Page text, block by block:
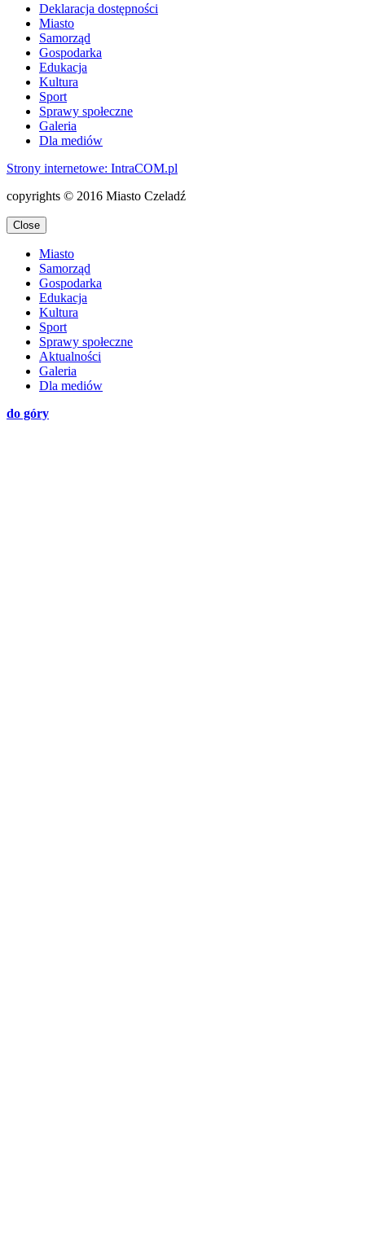
Deklaracja dostępności
Miasto
Samorząd
Gospodarka
Edukacja
Kultura
Sport
Sprawy społeczne
Galeria
Dla mediów
Strony internetowe: IntraCOM.pl
copyrights © 2016 Miasto Czeladź
Close
Miasto
Samorząd
Gospodarka
Edukacja
Kultura
Sport
Sprawy społeczne
Aktualności
Galeria
Dla mediów
do góry